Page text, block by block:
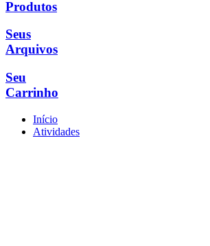
Produtos
Seus
Arquivos
Seu
Carrinho
Início
Atividades